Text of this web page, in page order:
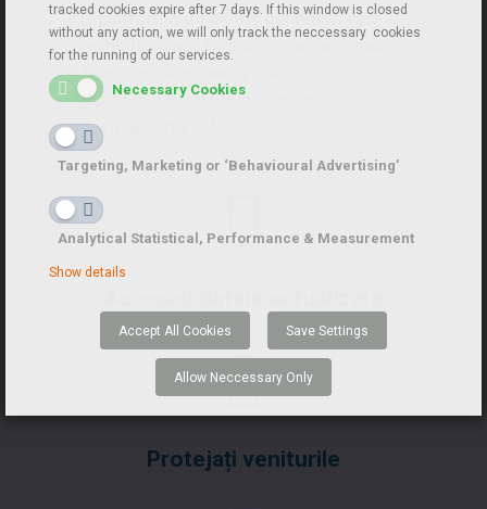
O platformă de ultimă generație care
revoluționează modul în care echipele
financiare evaluează creditul și
gestionează riscurile, alimentată de
baza de date ICAP CRIF!
Protejați veniturile
tracked cookies expire after 7 days. If this window is closed
without any action, we will only track the neccessary cookies
for the running of our services.
Necessary Cookies
Targeting, Marketing or ‘Behavioural Advertising’
Analytical Statistical, Performance & Measurement
Show details
Accept All Cookies Save Settings
Allow Neccessary Only